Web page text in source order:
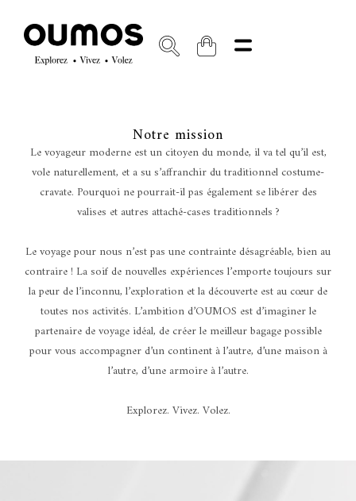
Notre mission
Le voyageur moderne est un citoyen du monde, il va tel qu’il est,
vole naturellement, et a su s’affranchir du traditionnel costume-
cravate. Pourquoi ne pourrait-il pas également se libérer des
valises et autres attaché-cases traditionnels ?
Le voyage pour nous n’est pas une contrainte désagréable, bien au
contraire ! La soif de nouvelles expériences l’emporte toujours sur
la peur de l’inconnu, l’exploration et la découverte est au cœur de
toutes nos activités. L’ambition d’OUMOS est d’imaginer le
partenaire de voyage idéal, de créer le meilleur bagage possible
pour vous accompagner d’un continent à l’autre, d’une maison à
l’autre, d’une armoire à l’autre.
Explorez. Vivez. Volez.